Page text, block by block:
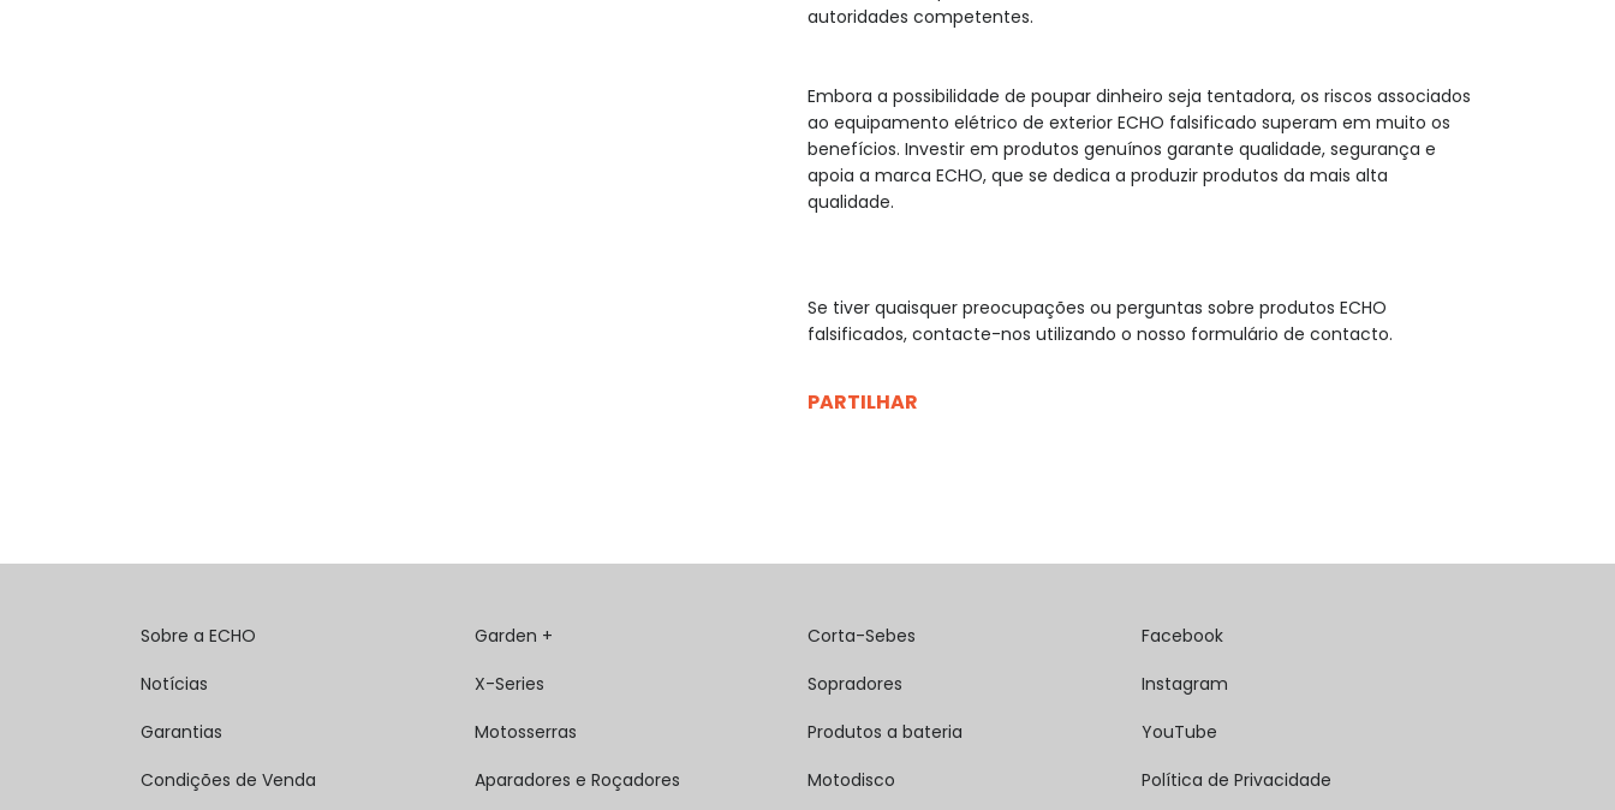
autoridades competentes.
Embora a possibilidade de poupar dinheiro seja tentadora, os riscos associados
ao equipamento elétrico de exterior ECHO falsificado superam em muito os
benefícios. Investir em produtos genuínos garante qualidade, segurança e
apoia a marca ECHO, que se dedica a produzir produtos da mais alta
qualidade.
Se tiver quaisquer preocupações ou perguntas sobre produtos ECHO
falsificados, contacte-nos utilizando o nosso formulário de contacto.
PARTILHAR
Sobre a ECHO
Notícias
Garantias
Condições de Venda
Garden +
X-Series
Motosserras
Aparadores e Roçadores
Corta-Sebes
Sopradores
Produtos a bateria
Motodisco
Facebook
Instagram
YouTube
Política de Privacidade